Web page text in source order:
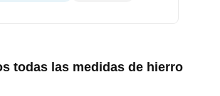
todas las medidas de hierro